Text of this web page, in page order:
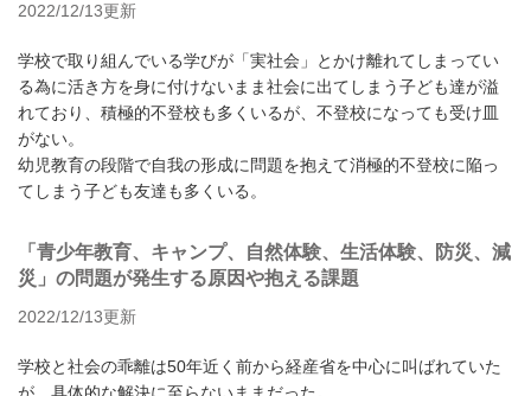
2022/12/13更新
学校で取り組んでいる学びが「実社会」とかけ離れてしまってい
る為に活き方を身に付けないまま社会に出てしまう子ども達が溢
れており、積極的不登校も多くいるが、不登校になっても受け皿
がない。
幼児教育の段階で自我の形成に問題を抱えて消極的不登校に陥っ
てしまう子ども友達も多くいる。
「青少年教育、キャンプ、自然体験、生活体験、防災、減
災」の問題が発生する原因や抱える課題
2022/12/13更新
学校と社会の乖離は50年近く前から経産省を中心に叫ばれていた